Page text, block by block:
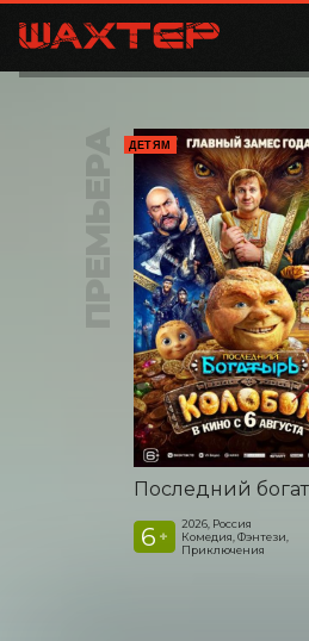
ПРЕМЬЕРА ДЕТЯМ
6 +
2026, Россия
Комедия, Фэнтези,
Приключения